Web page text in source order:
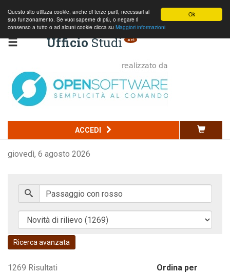
Ok
Questo sito utilizza cookie, anche di terze parti, necessari al
suo funzionamento. Se vuoi saperne di più, o negare il
consenso a tutto o ad alcuni cookie clicca su Maggiori informazioni
UfficioStudi .net
ACCEDI
giovedì, 6 agosto 2026
Codice della strada
Commercio
Edilizia e ambiente
Normativa nazionale
Normativa regionale
Codice della strada
Ricerca avanzata
1269 Risultati Ordina per